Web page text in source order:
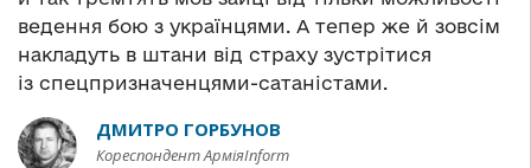
ведення бою з українцями. А тепер же й зовсім
накладуть в штани від страху зустрітися
із спецпризначенцями-сатаністами.
ДМИТРО ГОРБУНОВ
Кореспондент АрміяInform